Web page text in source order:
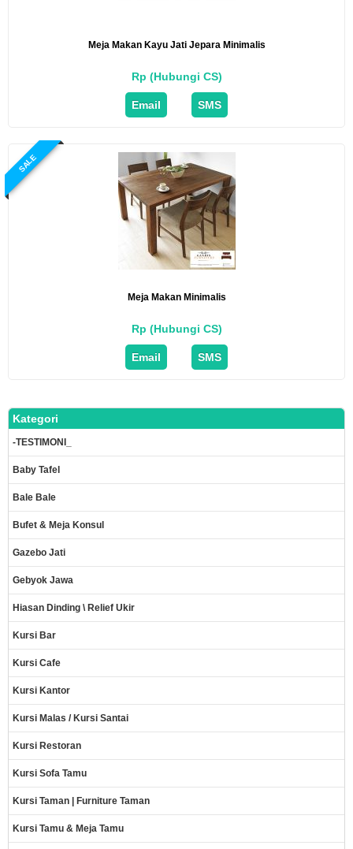
Meja Makan Kayu Jati Jepara Minimalis
Rp (Hubungi CS)
Email SMS
SALE
Meja Makan Minimalis
Rp (Hubungi CS)
Email SMS
Kategori
-TESTIMONI_
Baby Tafel
Bale Bale
Bufet & Meja Konsul
Gazebo Jati
Gebyok Jawa
Hiasan Dinding \ Relief Ukir
Kursi Bar
Kursi Cafe
Kursi Kantor
Kursi Malas / Kursi Santai
Kursi Restoran
Kursi Sofa Tamu
Kursi Taman | Furniture Taman
Kursi Tamu & Meja Tamu